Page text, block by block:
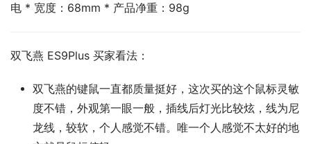
电 * 宽度：68mm * 产品净重：98g
双飞燕 ES9Plus 买家看法：
双飞燕的键鼠一直都质量挺好，这次买的这个鼠标灵敏
度不错，外观第一眼一般，插线后灯光比较炫，线为尼
龙线，较软，个人感觉不错。唯一个人感觉不太好的地